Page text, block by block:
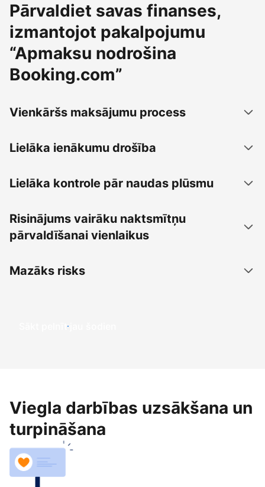
Pārvaldiet savas finanses,
izmantojot pakalpojumu
“Apmaksu nodrošina
Booking.com”
Vienkāršs maksājumu process
Lielāka ienākumu drošība
Lielāka kontrole pār naudas plūsmu
Risinājums vairāku naktsmītņu
pārvaldīšanai vienlaikus
Mazāks risks
Sākt pelnīt jau šodien
Viegla darbības uzsākšana un
turpināšana